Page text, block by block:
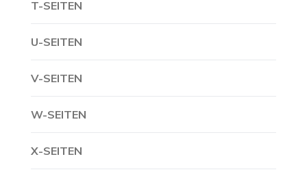
T-SEITEN
U-SEITEN
V-SEITEN
W-SEITEN
X-SEITEN